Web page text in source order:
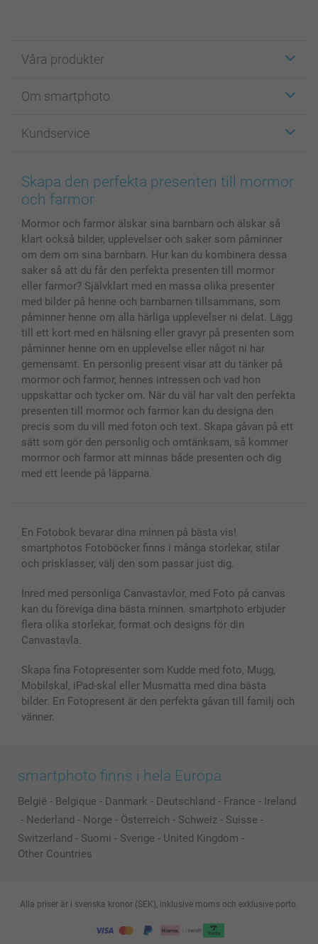
Våra produkter
Fotokort
Fotoböcker
Bilder, Fotoförstoring & Fotohäften
Skal till Mobil & Surfplatta
Fotoalmanackor & Fotoagenda
Fotoramar & Tillbehör
Presentkort
Alla fotoprodukter
Om smartphoto
För affiliates
Cookie Policy
Sitemap
Investor Relations
Kundservice
smartgaranti
smartbonus
Status på beställningar
Skapa den perfekta presenten till mormor
och farmor
Mormor och farmor älskar sina barnbarn och älskar så
klart också bilder, upplevelser och saker som påminner
om dem om sina barnbarn. Hur kan du kombinera dessa
saker så att du får den perfekta presenten till mormor
eller farmor? Självklart med en massa olika presenter
med bilder på henne och barnbarnen tillsammans, som
påminner henne om alla härliga upplevelser ni delat. Lägg
till ett kort med en hälsning eller gravyr på presenten som
påminner henne om en upplevelse eller något ni har
gemensamt. En personlig present visar att du tänker på
mormor och farmor, hennes intressen och vad hon
uppskattar och tycker om. När du väl har valt den perfekta
presenten till mormor och farmor kan du designa den
precis som du vill med foton och text. Skapa gåvan på ett
sätt som gör den personlig och omtänksam, så kommer
mormor och farmor att minnas både presenten och dig
med ett leende på läpparna.
En Fotobok bevarar dina minnen på bästa vis!
smartphotos Fotoböcker finns i många storlekar, stilar
och prisklasser, välj den som passar just dig.
Inred med personliga Canvastavlor, med Foto på canvas
kan du föreviga dina bästa minnen. smartphoto erbjuder
flera olika storlekar, format och designs för din
Canvastavla.
Skapa fina Fotopresenter som Kudde med foto, Mugg,
Mobilskal, iPad-skal eller Musmatta med dina bästa
bilder. En Fotopresent är den perfekta gåvan till familj och
vänner.
smartphoto finns i hela Europa
België - Belgique - Danmark - Deutschland - France - Ireland
- Nederland - Norge - Österreich - Schweiz - Suisse -
Switzerland - Suomi - Sverige - United Kingdom -
Other Countries
Alla priser är i svenska kronor (SEK), inklusive moms och exklusive porto.